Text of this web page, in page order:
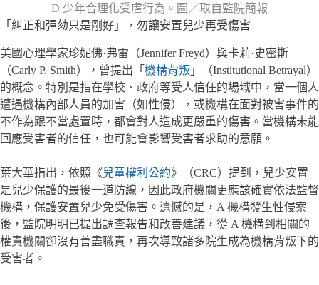
D 少年合理化受虐行為。圖／取自監院簡報
「糾正和彈劾只是剛好」，勿讓安置兒少再受傷害
美國心理學家珍妮佛·弗雷（Jennifer Freyd）與卡莉·史密斯
（Carly P. Smith），曾提出「 機構背叛 」（Institutional Betrayal）
的概念。特別是指在學校、政府等受人信任的場域中，當一個人
遭遇機構內部人員的加害（如性侵），或機構在面對被害事件的
不作為跟不當處置時，都會對人造成更嚴重的傷害。當機構未能
回應受害者的信任，也可能會影響受害者求助的意願。
葉大華指出，依照《兒童權利公約》（CRC）提到，兒少安置
是兒少保護的最後一道防線，因此政府機關更應該確實依法監督
機構，保護安置兒少免受傷害。遺憾的是，A 機構發生性侵案
後，監院明明已提出調查報告和改善建議，從 A 機構到相關的
權責機關卻沒有善盡職責，再次導致諸多院生成為機構背叛下的
受害者。